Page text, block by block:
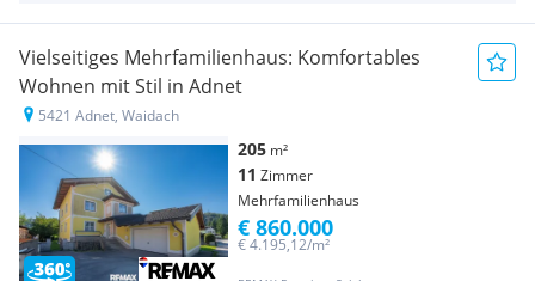
Vielseitiges Mehrfamilienhaus: Komfortables
Wohnen mit Stil in Adnet
5421 Adnet, Waidach
205 m²
11 Zimmer
Mehrfamilienhaus
€ 4.195,12/m²
€ 860.000